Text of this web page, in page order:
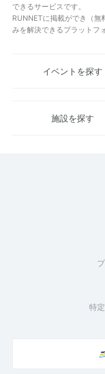
できるサービスです。
RUNNETに掲載ができ（無
みを解決できるプラットフ
イベントを探す
施設を探す
特